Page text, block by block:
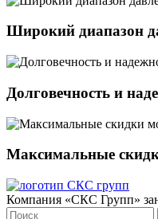
Широкий диапазон
Долговечность и
Максимальные
Компания «СКС Групп»